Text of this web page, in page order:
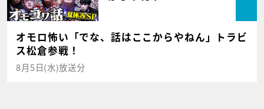
オモロ怖い「でな、話はここからやねん」トラビ
ス松倉参戦！
8月5日(水)放送分